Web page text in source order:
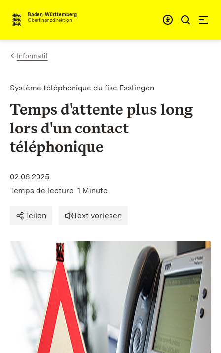
Passer au contenu
Baden-Württemberg
Oberfinanzdirektion
Informatif
Système téléphonique du fisc Esslingen
Temps d'attente plus long
lors d'un contact
téléphonique
02.06.2025
Temps de lecture: 1 Minute
Teilen Text vorlesen